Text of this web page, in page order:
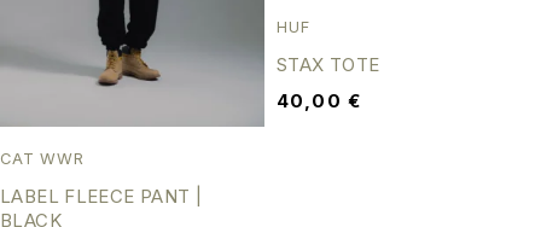
CAT WWR
LABEL FLEECE PANT |
BLACK
HUF
STAX TOTE
40,00 €